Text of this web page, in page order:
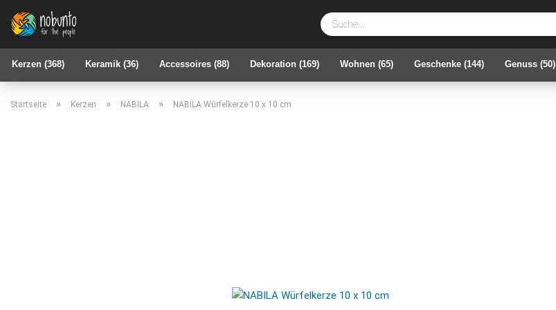
Kerzen (368) Keramik (36) Accessoires (88) Dekoration (169) Wohnen (65) Geschenke (144) Genuss (50)
Startseite » Kerzen » NABILA » NABILA Würfelkerze 10 x 10 cm